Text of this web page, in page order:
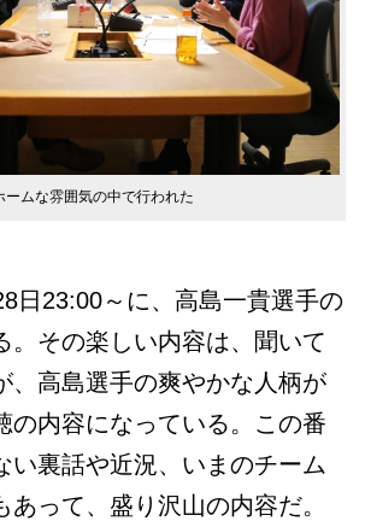
ムな雰囲気の中で行われた
日23:00～に、高島一貴選手の
。その楽しい内容は、聞いて
、高島選手の爽やかな人柄が
の内容になっている。この番
い裏話や近況、いまのチーム
あって、盛り沢山の内容だ。